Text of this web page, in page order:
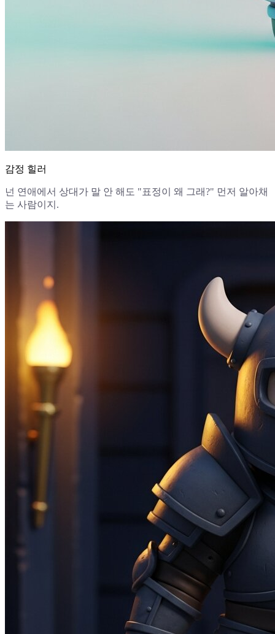
감정 힐러
넌 연애에서 상대가 말 안 해도 "표정이 왜 그래?" 먼저 알아채
는 사람이지.